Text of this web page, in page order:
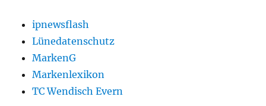
ipnewsflash
Lünedatenschutz
MarkenG
Markenlexikon
TC Wendisch Evern